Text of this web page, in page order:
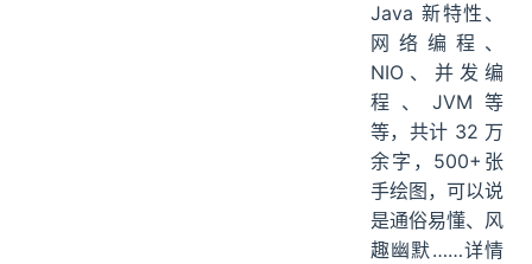
Java 新特性、
网络编程、
NIO、并发编
程、JVM等
等，共计 32 万
余字，500+张
手绘图，可以说
是通俗易懂、风
趣幽默……详情